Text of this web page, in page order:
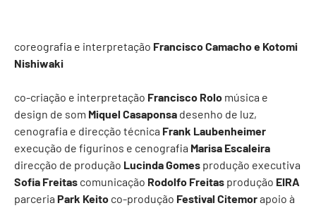
coreografia e interpretação Francisco Camacho e Kotomi
Nishiwaki
co-criação e interpretação Francisco Rolo música e
design de som Miquel Casaponsa desenho de luz,
cenografia e direcção técnica Frank Laubenheimer
execução de figurinos e cenografia Marisa Escaleira
direcção de produção Lucinda Gomes produção executiva
Sofia Freitas comunicação Rodolfo Freitas produção EIRA
parceria Park Keito co-produção Festival Citemorapoio à